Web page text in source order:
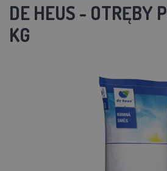
DE HEUS - OTRĘBY
KG